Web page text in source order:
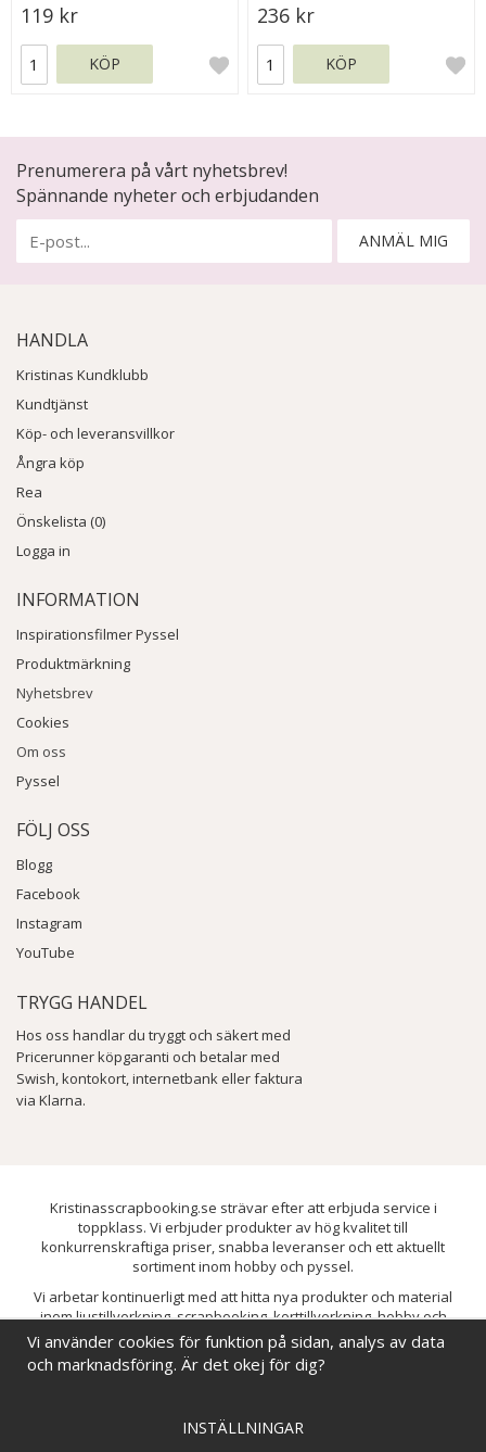
119 kr
KÖP
236 kr
KÖP
Prenumerera på vårt nyhetsbrev!
Spännande nyheter och erbjudanden
ANMÄL MIG
HANDLA
Kristinas Kundklubb
Kundtjänst
Köp- och leveransvillkor
Ångra köp
Rea
Önskelista (0)
Logga in
INFORMATION
Inspirationsfilmer Pyssel
Produktmärkning
Nyhetsbrev
Cookies
Om oss
Pyssel
FÖLJ OSS
Blogg
Facebook
Instagram
YouTube
TRYGG HANDEL
Hos oss handlar du tryggt och säkert med
Pricerunner köpgaranti och betalar med
Swish, kontokort, internetbank eller faktura
via Klarna.
Kristinasscrapbooking.se strävar efter att erbjuda service i
toppklass. Vi erbjuder produkter av hög kvalitet till
konkurrenskraftiga priser, snabba leveranser och ett aktuellt
sortiment inom hobby och pyssel.
Vi arbetar kontinuerligt med att hitta nya produkter och material
inom ljustillverkning, scrapbooking, korttillverkning, hobby och
pyssel. Målet är att bredda sortimentet och löpande förbättra och
utveckla vårt utbud, så att du alltid kan hitta det du behöver hos oss.
Vi använder cookies för funktion på sidan, analys av data
och marknadsföring. Är det okej för dig?
INSTÄLLNINGAR